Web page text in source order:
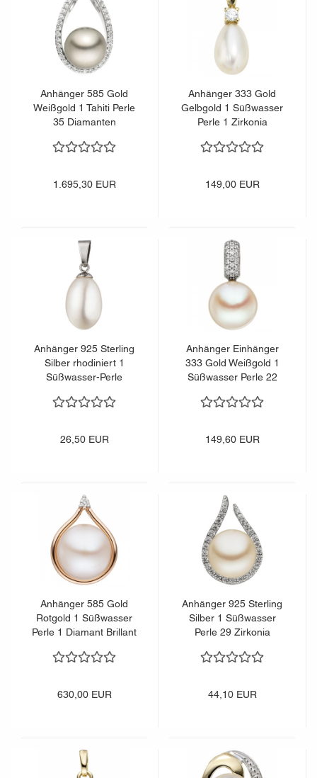
Anhänger 585 Gold
Weißgold 1 Tahiti Perle
35 Diamanten
1.695,30 EUR
Anhänger 333 Gold
Gelbgold 1 Süßwasser
Perle 1 Zirkonia
149,00 EUR
Anhänger 925 Sterling
Silber rhodiniert 1
Süßwasser-Perle
26,50 EUR
Anhänger Einhänger
333 Gold Weißgold 1
Süßwasser Perle 22
149,60 EUR
Anhänger 585 Gold
Rotgold 1 Süßwasser
Perle 1 Diamant Brillant
630,00 EUR
Anhänger 925 Sterling
Silber 1 Süßwasser
Perle 29 Zirkonia
44,10 EUR